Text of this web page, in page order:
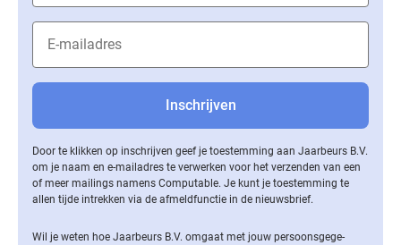
Door te klikken op inschrijven geef je toestemming aan Jaarbeurs B.V.
om je naam en e-mailadres te verwerken voor het verzenden van een
of meer mailings namens Computable. Je kunt je toestemming te
allen tijde intrekken via de af­meld­func­tie in de nieuwsbrief.
Wil je weten hoe Jaarbeurs B.V. omgaat met jouw per­soons­ge­ge­